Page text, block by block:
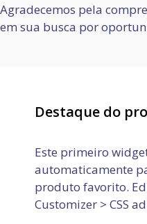
Agradecemos pela
em sua busca por
Destaque do
Este primeiro
automaticamente
produto favorito.
Customizer > CSS